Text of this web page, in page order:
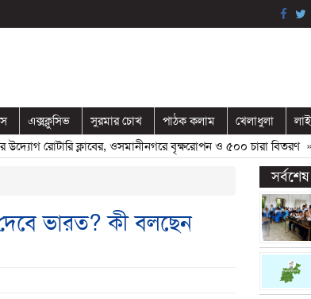
এক্সক্লুসিভ সুরমার চোখ পাঠক কলাম খেলাধুলা
ক্লাবের, ওসমানীনগরে বৃক্ষরোপন ও ৫০০ চারা বিতরণ» «
ভারত? কী বলছেন